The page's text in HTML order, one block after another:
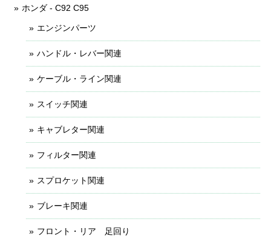
ホンダ - C92 C95
エンジンパーツ
ハンドル・レバー関連
ケーブル・ライン関連
スイッチ関連
キャブレター関連
フィルター関連
スプロケット関連
ブレーキ関連
フロント・リア 足回り